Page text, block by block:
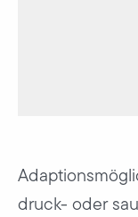
druck- oder